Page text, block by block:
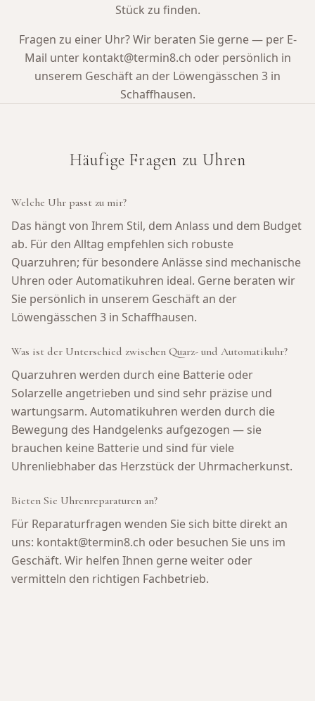
Stück zu finden.
Fragen zu einer Uhr? Wir beraten Sie gerne — per E-
Mail unter kontakt@termin8.ch oder persönlich in
unserem Geschäft an der Löwengässchen 3 in
Schaffhausen.
Häufige Fragen zu Uhren
Welche Uhr passt zu mir?
Das hängt von Ihrem Stil, dem Anlass und dem Budget
ab. Für den Alltag empfehlen sich robuste
Quarzuhren; für besondere Anlässe sind mechanische
Uhren oder Automatikuhren ideal. Gerne beraten wir
Sie persönlich in unserem Geschäft an der
Löwengässchen 3 in Schaffhausen.
Was ist der Unterschied zwischen Quarz- und Automatikuhr?
Quarzuhren werden durch eine Batterie oder
Solarzelle angetrieben und sind sehr präzise und
wartungsarm. Automatikuhren werden durch die
Bewegung des Handgelenks aufgezogen — sie
brauchen keine Batterie und sind für viele
Uhrenliebhaber das Herzstück der Uhrmacherkunst.
Bieten Sie Uhrenreparaturen an?
Für Reparaturfragen wenden Sie sich bitte direkt an
uns: kontakt@termin8.ch oder besuchen Sie uns im
Geschäft. Wir helfen Ihnen gerne weiter oder
vermitteln den richtigen Fachbetrieb.